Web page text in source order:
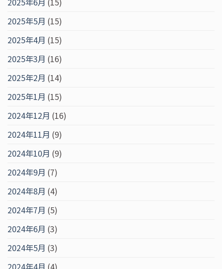
2025年5月 (15)
2025年4月 (15)
2025年3月 (16)
2025年2月 (14)
2025年1月 (15)
2024年12月 (16)
2024年11月 (9)
2024年10月 (9)
2024年9月 (7)
2024年8月 (4)
2024年7月 (5)
2024年6月 (3)
2024年5月 (3)
2024年4月 (4)